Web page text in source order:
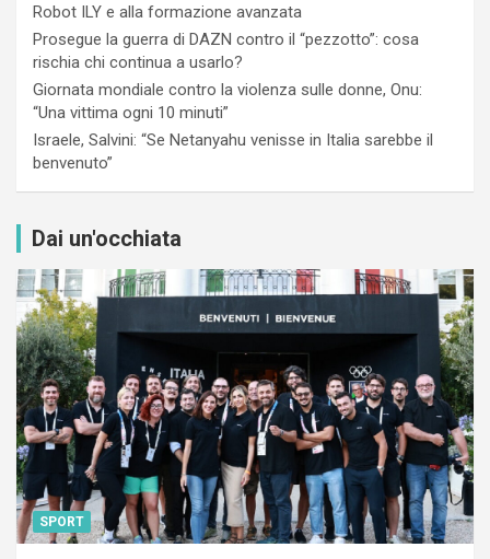
Robot ILY e alla formazione avanzata
Prosegue la guerra di DAZN contro il “pezzotto”: cosa
rischia chi continua a usarlo?
Giornata mondiale contro la violenza sulle donne, Onu:
“Una vittima ogni 10 minuti”
Israele, Salvini: “Se Netanyahu venisse in Italia sarebbe il
benvenuto”
Dai un'occhiata
SPORT